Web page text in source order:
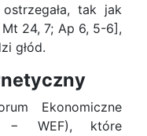
tak jak
24, 7; Ap 6, 5-6],
głód.
Ekonomiczne
− WEF), które